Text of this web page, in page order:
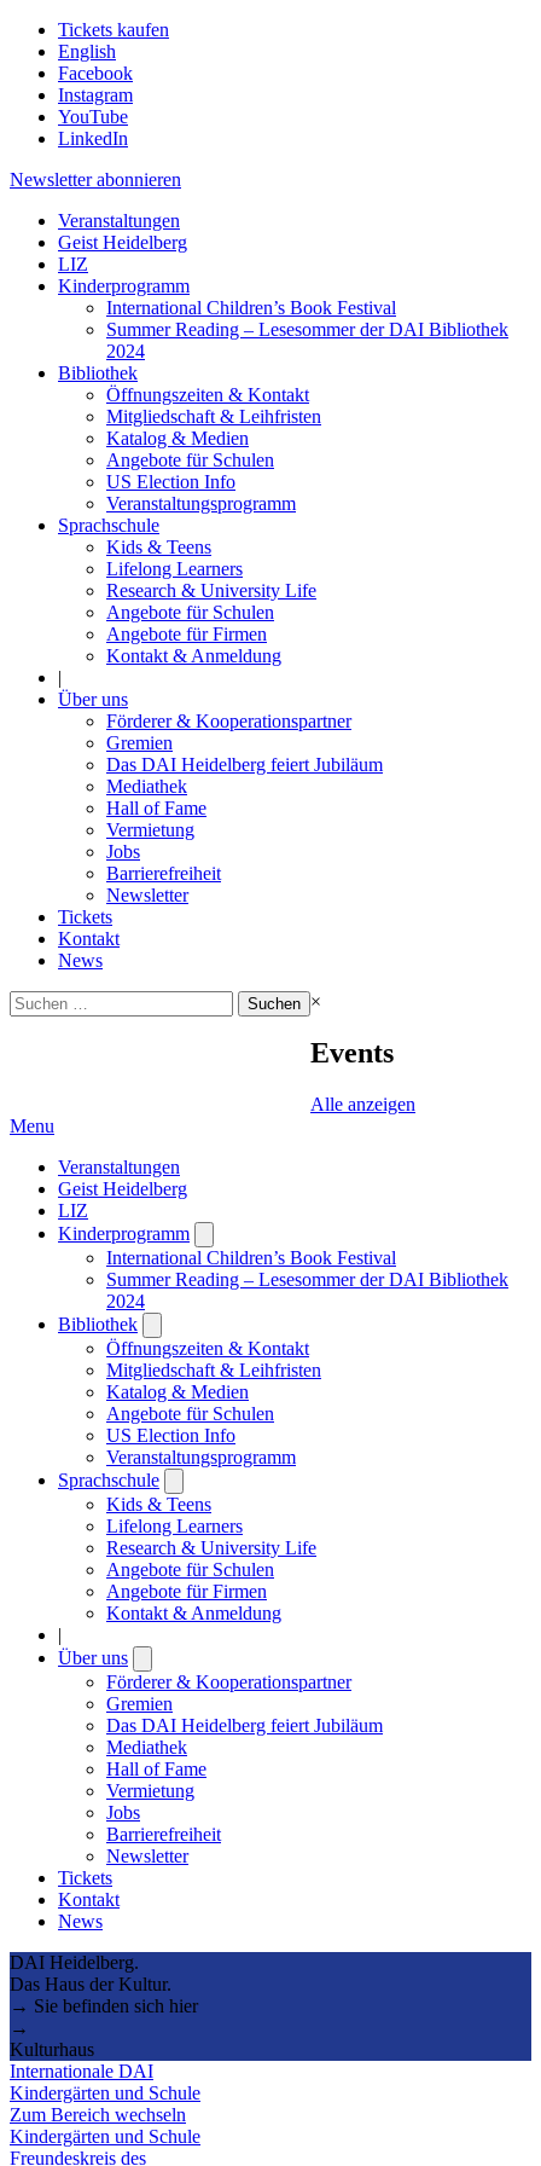
Tickets kaufen
English
Facebook
Instagram
YouTube
LinkedIn
Newsletter abonnieren
Veranstaltungen
Geist Heidelberg
LIZ
Kinderprogramm
International Children’s Book Festival
Summer Reading – Lesesommer der DAI Bibliothek
2024
Bibliothek
Öffnungszeiten & Kontakt
Mitgliedschaft & Leihfristen
Katalog & Medien
Angebote für Schulen
US Election Info
Veranstaltungsprogramm
Sprachschule
Kids & Teens
Lifelong Learners
Research & University Life
Angebote für Schulen
Angebote für Firmen
Kontakt & Anmeldung
|
Über uns
Förderer & Kooperationspartner
Gremien
Das DAI Heidelberg feiert Jubiläum
Mediathek
Hall of Fame
Vermietung
Jobs
Barrierefreiheit
Newsletter
Tickets
Kontakt
News
Suchen
nach:
×
Events
Alle anzeigen
Menu
Veranstaltungen
Geist Heidelberg
LIZ
Kinderprogramm
submenu
International Children’s Book Festival
Summer Reading – Lesesommer der DAI Bibliothek
2024
Bibliothek
submenu
Öffnungszeiten & Kontakt
Mitgliedschaft & Leihfristen
Katalog & Medien
Angebote für Schulen
US Election Info
Veranstaltungsprogramm
Sprachschule
submenu
Kids & Teens
Lifelong Learners
Research & University Life
Angebote für Schulen
Angebote für Firmen
Kontakt & Anmeldung
|
Über uns
submenu
Förderer & Kooperationspartner
Gremien
Das DAI Heidelberg feiert Jubiläum
Mediathek
Hall of Fame
Vermietung
Jobs
Barrierefreiheit
Newsletter
Tickets
Kontakt
News
DAI Heidelberg.
Das Haus der Kultur.
→ Sie befinden sich hier
→
Kulturhaus
Internationale DAI
Kindergärten und Schule
Zum Bereich wechseln
Kindergärten und Schule
Freundeskreis des